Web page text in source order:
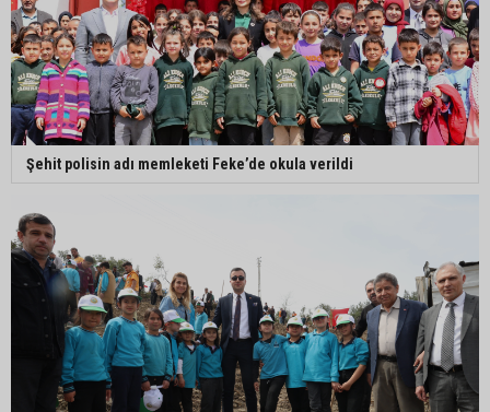
Şehit polisin adı memleketi Feke’de okula verildi